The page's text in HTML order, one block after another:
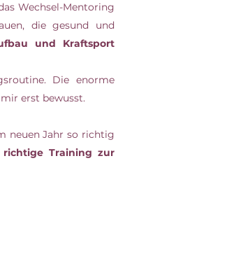
die gesund und
Die enorme
erst bewusst.
neuen Jahr so richtig
richtige Training zur